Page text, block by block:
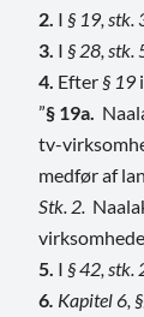
2. I § 19, stk.
3. I § 28, stk.
4. Efter § 19
”§ 19a.
tv-
medfør af
Stk. 2.
5. I § 42, stk.
6 Kapitel 6,